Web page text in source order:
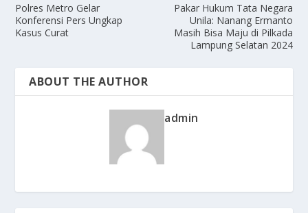
Polres Metro Gelar
Konferensi Pers Ungkap
Kasus Curat
Pakar Hukum Tata Negara
Unila: Nanang Ermanto
Masih Bisa Maju di Pilkada
Lampung Selatan 2024
ABOUT THE AUTHOR
admin